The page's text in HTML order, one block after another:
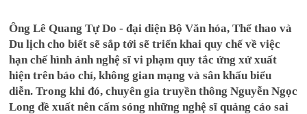
Ông Lê Quang Tự Do - đại diện Bộ Văn hóa, Thể thao và
Du lịch cho biết sẽ sắp tới sẽ triển khai quy chế về việc
hạn chế hình ảnh nghệ sĩ vi phạm quy tắc ứng xử xuất
hiện trên báo chí, không gian mạng và sân khấu biểu
diễn. Trong khi đó, chuyên gia truyền thông Nguyễn Ngọc
Long đề xuất nên cấm sóng những nghệ sĩ quảng cáo sai